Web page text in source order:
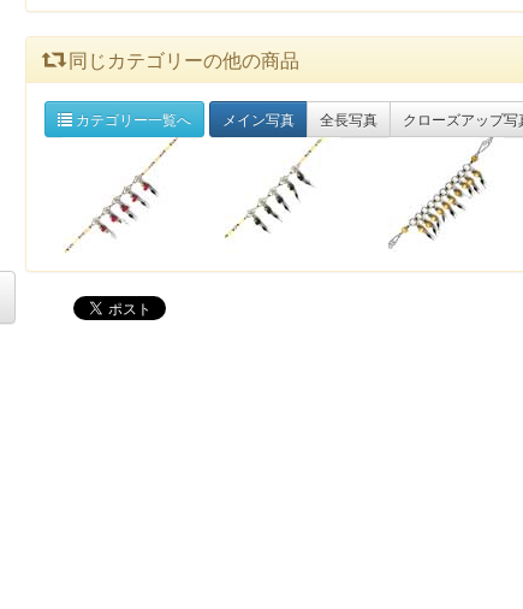
同じカテゴリーの他の商品
カテゴリー一覧へ メイン写真 全長写真 クローズアップ写